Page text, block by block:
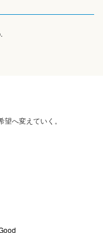
へ変えていく。